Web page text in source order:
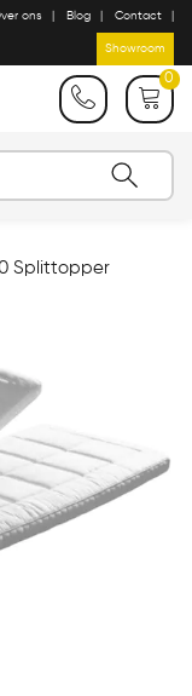
ons Blog Contact
Showroom
0
Splittopper